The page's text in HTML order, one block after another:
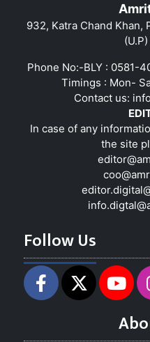
932, Katra Chand Khan,
Phone No:-BLY : 0581-
Timings : Mon-
Contact us:
In case of any
the site
Follow Us